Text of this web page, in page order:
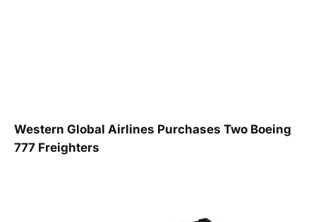
Western Global Airlines Purchases Two Boeing
777 Freighters